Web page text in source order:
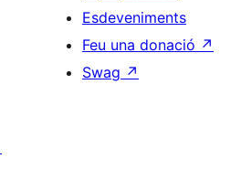
Esdeveniments
Feu una donació ↗
Swag ↗